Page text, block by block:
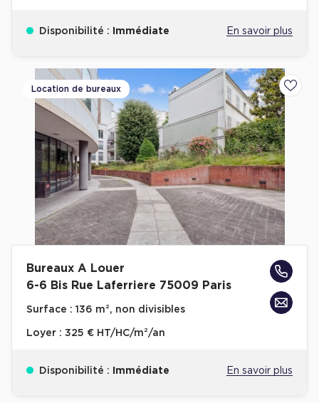
Disponibilité : Immédiate En savoir plus
Location de bureaux
Bureaux A Louer
6-6 Bis Rue Laferriere 75009 Paris
Surface : 136 m², non divisibles
Loyer : 325 € HT/HC/m²/an
Disponibilité : Immédiate En savoir plus